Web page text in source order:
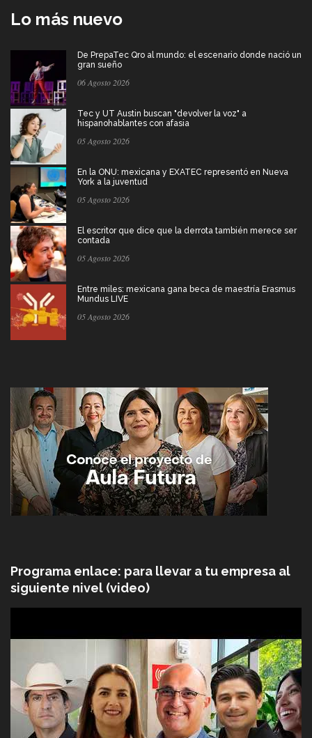
Lo más nuevo
De PrepaTec Qro al mundo: el escenario donde nació un
gran sueño
06 Agosto 2026
Tec y UT Austin buscan "devolver la voz" a
hispanohablantes con afasia
05 Agosto 2026
En la ONU: mexicana y EXATEC representó en Nueva
York a la juventud
05 Agosto 2026
El escritor que dice que la derrota también merece ser
contada
05 Agosto 2026
Entre miles: mexicana gana beca de maestría Erasmus
Mundus LIVE
05 Agosto 2026
Programa enlace: para llevar a tu empresa al
siguiente nivel (video)